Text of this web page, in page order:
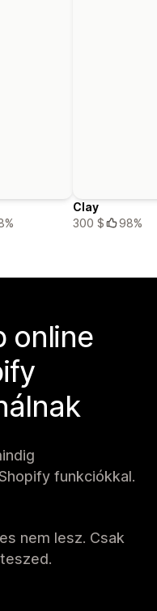
Clay
300 $
98%
online
funkciókkal.
nem lesz. Csak